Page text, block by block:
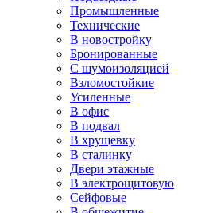
Промышленные
Технические
В новостройку
Бронированные
С шумоизоляцией
Взломостойкие
Усиленные
В офис
В подвал
В хрущевку
В сталинку
Двери этажные
В электрощитовую
Сейфовые